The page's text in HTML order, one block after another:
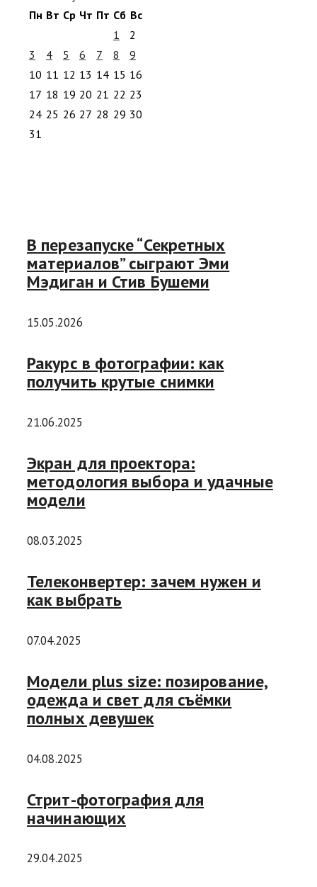
Пн Вт Ср Чт Пт Сб Вс
1
2
3
4 5 6 7 8
9
10 11 12 13 14 15 16
17 18 19 20 21 22 23
24 25 26 27 28 29 30
31
В перезапуске “Секретных
материалов” сыграют Эми
Мэдиган и Стив Бушеми
15.05.2026
Ракурс в фотографии: как
получить крутые снимки
21.06.2025
Экран для проектора:
методология выбора и удачные
модели
08.03.2025
Телеконвертер: зачем нужен и
как выбрать
07.04.2025
Модели plus size: позирование,
одежда и свет для съёмки
полных девушек
04.08.2025
Стрит-фотография для
начинающих
29.04.2025